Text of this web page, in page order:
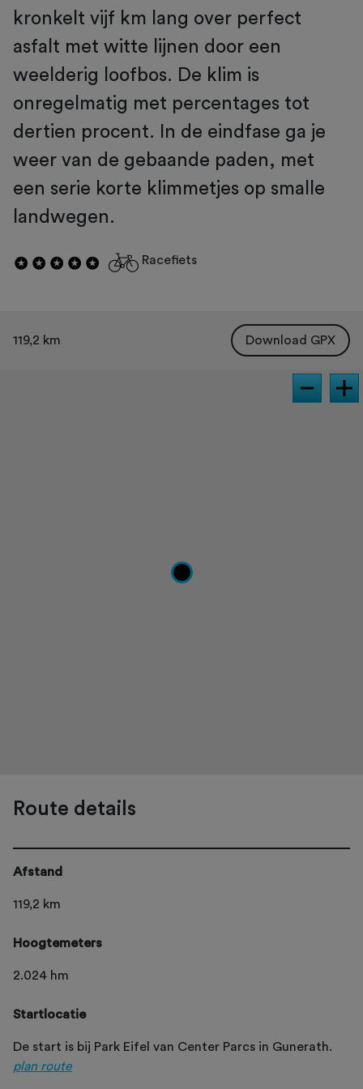
kronkelt vijf km lang over perfect
asfalt met witte lijnen door een
weelderig loofbos. De klim is
onregelmatig met percentages tot
dertien procent. In de eindfase ga je
weer van de gebaande paden, met
een serie korte klimmetjes op smalle
landwegen.
Racefiets
119,2 km Download GPX
Route details
Afstand
119,2 km
Hoogtemeters
2.024 hm
Startlocatie
De start is bij Park Eifel van Center Parcs in Gunerath.
plan route